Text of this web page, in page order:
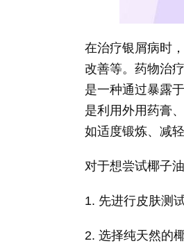
在治疗银屑病时
改善等。药物治
是一种通过暴露
是利用外用药膏
如适度锻炼、减
对于想尝试椰子
1. 先进行皮肤测
2. 选择纯天然的